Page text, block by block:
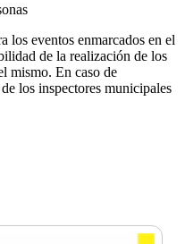
los eventos enmarcados en el
de la realización de los
mismo. En caso de
los inspectores municipales